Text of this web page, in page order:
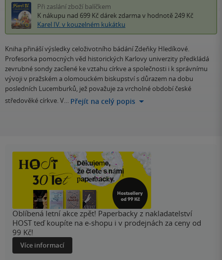
Při zaslání zboží balíčkem
K nákupu nad 699 Kč dárek zdarma v hodnotě 249 Kč
Karel IV. v kouzelném kukátku
Kniha přináší výsledky celoživotního bádání Zdeňky Hledíkové.
Profesorka pomocných věd historických Karlovy univerzity předkládá
zevrubné sondy zacílené ke vztahu církve a společnosti i k správnímu
vývoji v pražském a olomouckém biskupství s důrazem na dobu
posledních Lucemburků, jež považuje za vrcholné období české
středověké církve. V… Přejít na celý popis
Oblíbená letní akce zpět! Paperbacky z nakladatelství
HOST teď koupíte na e-shopu i v prodejnách za ceny od
99 Kč!
Více informací